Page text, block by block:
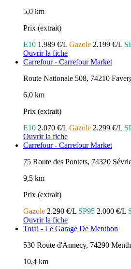
5,0 km
Prix (extrait)
E10 1.989 €/L Gazole 2.199 €/L
Ouvrir la fiche
Carrefour - Carrefour Market
Route Nationale 508, 74210
6,0 km
Prix (extrait)
E10 2.070 €/L Gazole 2.299 €/L
Ouvrir la fiche
Carrefour - Carrefour Market
75 Route des Pontets, 74320
9,5 km
Prix (extrait)
Gazole 2.290 €/L SP95 2.000 €/L
Ouvrir la fiche
Total - Le Garage De Menthon
530 Route d'Annecy, 74290
10,4 km